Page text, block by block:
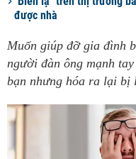
được nhà
Muốn giúp đỡ gia đình
người đàn ông mạnh
bạn nhưng hóa ra lại bị